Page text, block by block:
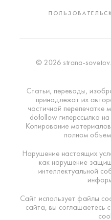
© 2026 strana-
Статьи, переводы,
принадлежат их
частичной перепечатке
dofollow гиперссылка
Копирование
полном
Нарушение настоящих
как нарушение
интеллектуальной
Сайт использует файлы
сайта, вы соглашаетесь